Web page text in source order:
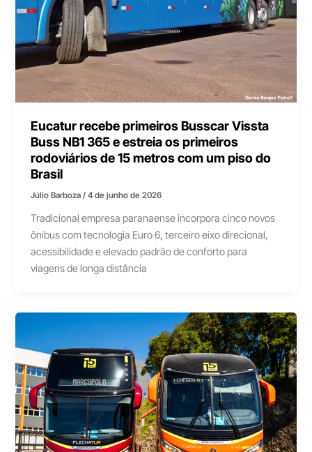
Eucatur recebe primeiros Busscar Vissta
Buss NB1 365 e estreia os primeiros
rodoviários de 15 metros com um piso do
Brasil
Júlio Barboza/4 de junho de 2026
Tradicional empresa paranaense incorpora cinco novos
ônibus com tecnologia Euro 6, terceiro eixo direcional,
acessibilidade e elevado padrão de conforto para
viagens de longa distância